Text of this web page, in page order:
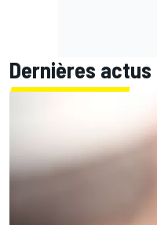
Dernières actus